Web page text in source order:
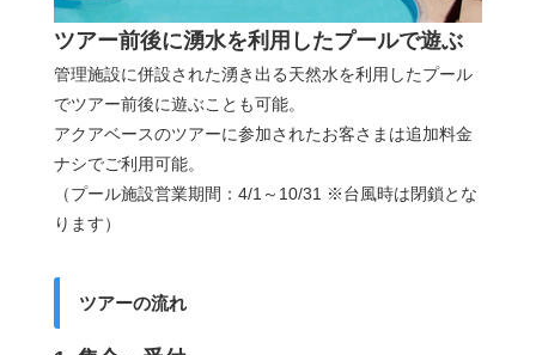
ツアー前後に湧水を利用したプールで遊ぶ
管理施設に併設された湧き出る天然水を利用したプール
でツアー前後に遊ぶことも可能。
アクアベースのツアーに参加されたお客さまは追加料金
ナシでご利用可能。
（プール施設営業期間：4/1～10/31 ※台風時は閉鎖とな
ります）
ツアーの流れ